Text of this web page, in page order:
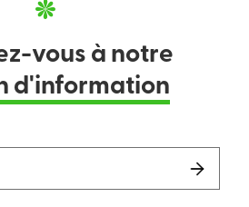
vous à notre
d'information